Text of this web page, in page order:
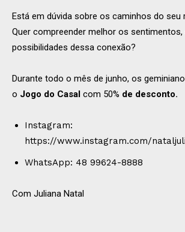
Está em dúvida sobre os caminhos do seu
Quer compreender melhor os
possibilidades dessa conexão?
Durante todo o mês de junho, os
o Jogo do Casal com 50% de desconto.
Instagram:
https://www.instagram.com/
WhatsApp: 48 99624-8888
Com Juliana Natal